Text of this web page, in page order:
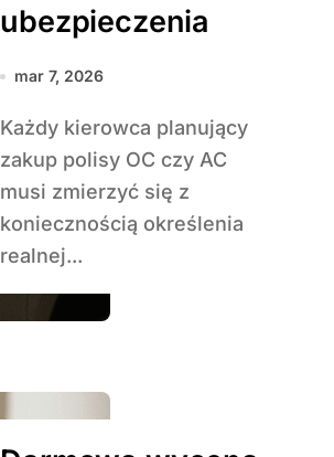
ubezpieczenia
mar 7, 2026
Każdy kierowca planujący
zakup polisy OC czy AC
musi zmierzyć się z
koniecznością określenia
realnej...